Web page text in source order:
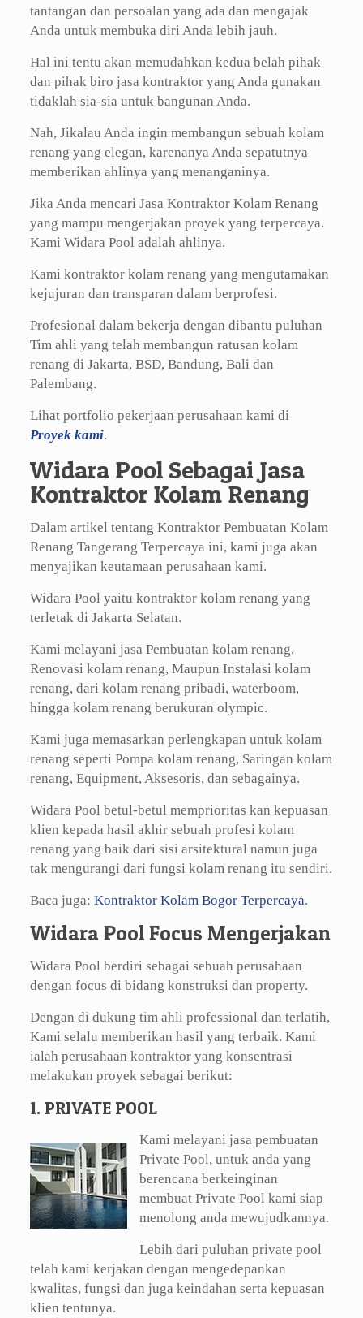
tantangan dan persoalan yang ada dan mengajak
Anda untuk membuka diri Anda lebih jauh.
Hal ini tentu akan memudahkan kedua belah pihak
dan pihak biro jasa kontraktor yang Anda gunakan
tidaklah sia-sia untuk bangunan Anda.
Nah, Jikalau Anda ingin membangun sebuah kolam
renang yang elegan, karenanya Anda sepatutnya
memberikan ahlinya yang menanganinya.
Jika Anda mencari Jasa Kontraktor Kolam Renang
yang mampu mengerjakan proyek yang terpercaya.
Kami Widara Pool adalah ahlinya.
Kami kontraktor kolam renang yang mengutamakan
kejujuran dan transparan dalam berprofesi.
Profesional dalam bekerja dengan dibantu puluhan
Tim ahli yang telah membangun ratusan kolam
renang di Jakarta, BSD, Bandung, Bali dan
Palembang.
Lihat portfolio pekerjaan perusahaan kami di
Proyek kami.
Widara Pool Sebagai Jasa
Kontraktor Kolam Renang
Dalam artikel tentang Kontraktor Pembuatan Kolam
Renang Tangerang Terpercaya ini, kami juga akan
menyajikan keutamaan perusahaan kami.
Widara Pool yaitu kontraktor kolam renang yang
terletak di Jakarta Selatan.
Kami melayani jasa Pembuatan kolam renang,
Renovasi kolam renang, Maupun Instalasi kolam
renang, dari kolam renang pribadi, waterboom,
hingga kolam renang berukuran olympic.
Kami juga memasarkan perlengkapan untuk kolam
renang seperti Pompa kolam renang, Saringan kolam
renang, Equipment, Aksesoris, dan sebagainya.
Widara Pool betul-betul memprioritas kan kepuasan
klien kepada hasil akhir sebuah profesi kolam
renang yang baik dari sisi arsitektural namun juga
tak mengurangi dari fungsi kolam renang itu sendiri.
Baca juga: Kontraktor Kolam Bogor Terpercaya.
Widara Pool Focus Mengerjakan
Widara Pool berdiri sebagai sebuah perusahaan
dengan focus di bidang konstruksi dan property.
Dengan di dukung tim ahli professional dan terlatih,
Kami selalu memberikan hasil yang terbaik. Kami
ialah perusahaan kontraktor yang konsentrasi
melakukan proyek sebagai berikut:
1. PRIVATE POOL
Kami melayani jasa pembuatan
Private Pool, untuk anda yang
berencana berkeinginan
membuat Private Pool kami siap
menolong anda mewujudkannya.
Lebih dari puluhan private pool
telah kami kerjakan dengan mengedepankan
kwalitas, fungsi dan juga keindahan serta kepuasan
klien tentunya.